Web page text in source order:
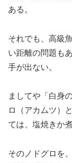
ある。
それでも、高級
い距離の問題も
手が出ない。
ましてや「白身
ロ（アカムツ）
ては、塩焼きか
そのノドグロを、